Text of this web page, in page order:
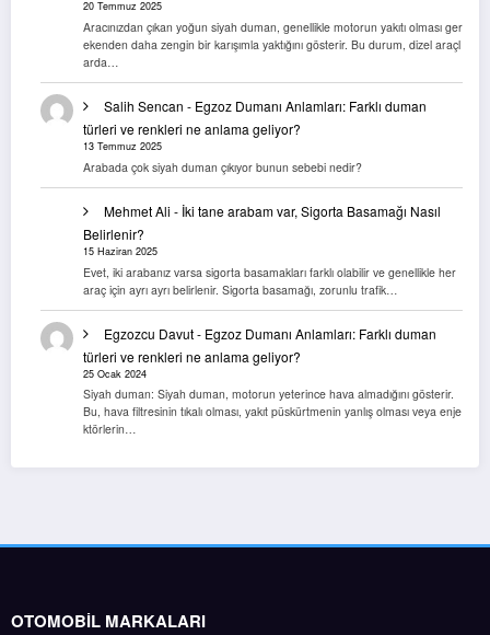
20 Temmuz 2025
Aracınızdan çıkan yoğun siyah duman, genellikle motorun yakıtı olması ger
ekenden daha zengin bir karışımla yaktığını gösterir. Bu durum, dizel araçl
arda…
Salih Sencan - Egzoz Dumanı Anlamları: Farklı duman
türleri ve renkleri ne anlama geliyor?
13 Temmuz 2025
Arabada çok siyah duman çıkıyor bunun sebebi nedir?
Mehmet Ali - İki tane arabam var, Sigorta Basamağı Nasıl
Belirlenir?
15 Haziran 2025
Evet, iki arabanız varsa sigorta basamakları farklı olabilir ve genellikle her
araç için ayrı ayrı belirlenir. Sigorta basamağı, zorunlu trafik…
Egzozcu Davut- Egzoz Dumanı Anlamları: Farklı duman
türleri ve renkleri ne anlama geliyor?
25 Ocak 2024
Siyah duman: Siyah duman, motorun yeterince hava almadığını gösterir.
Bu, hava filtresinin tıkalı olması, yakıt püskürtmenin yanlış olması veya enje
ktörlerin…
OTOMOBİL MARKALARI